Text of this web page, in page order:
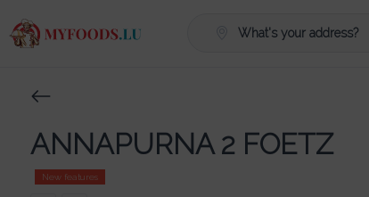
What's your address?
ANNAPURNA 2 FOETZ
New features